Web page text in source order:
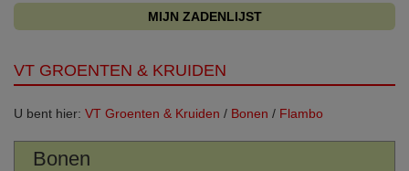
MIJN ZADENLIJST
VT GROENTEN & KRUIDEN
U bent hier: VT Groenten & Kruiden / Bonen / Flambo
Bonen